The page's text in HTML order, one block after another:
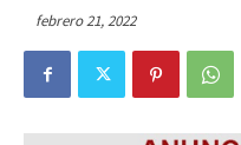
febrero 21, 2022